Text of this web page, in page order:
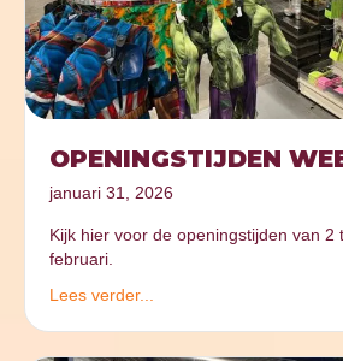
OPENINGSTIJDEN
januari 31, 2026
Kijk hier voor de openingstijden van 2
februari.
Lees verder...